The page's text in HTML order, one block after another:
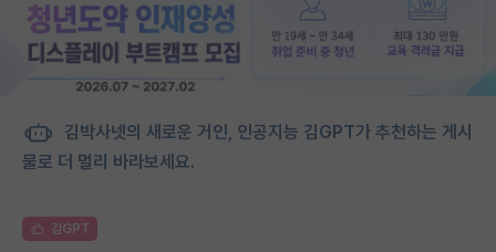
김박사넷의 새로운 거인, 인공지능 김GPT가 추천하는 게시
물로 더 멀리 바라보세요.
김GPT